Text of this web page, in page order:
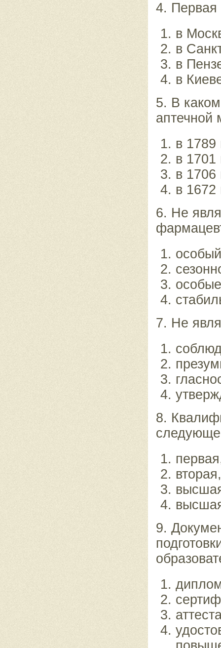
4. Первая
в
в
в
в
5. В
аптечной
в 1789
в 1701
в 1706
в 1672
6. Не
7. Не
8.
9.